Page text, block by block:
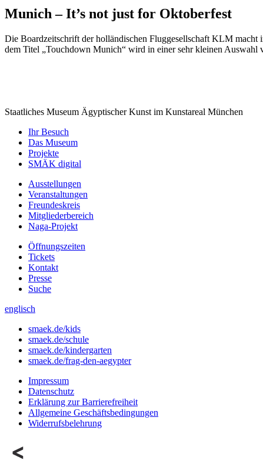
Munich – It’s not just for Oktoberfest
Die Boardzeitschrift der holländischen Fluggesellschaft KLM macht
dem Titel „Touchdown Munich“ wird in einer sehr kleinen Auswahl
Staatliches Museum Ägyptischer Kunst im Kunstareal München
Ihr Besuch
Das Museum
Projekte
SMÄK digital
Ausstellungen
Veranstaltungen
Freundeskreis
Mitgliederbereich
Naga-Projekt
Öffnungszeiten
Tickets
Kontakt
Presse
Suche
englisch
smaek.de/kids
smaek.de/schule
smaek.de/kindergarten
smaek.de/frag-den-aegypter
Impressum
Datenschutz
Erklärung zur Barrierefreiheit
Allgemeine Geschäftsbedingungen
Widerrufsbelehrung